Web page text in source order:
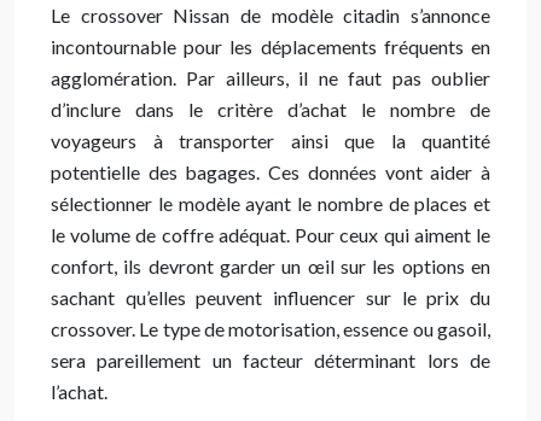
Le crossover Nissan de modèle citadin s’annonce
incontournable pour les déplacements fréquents en
agglomération. Par ailleurs, il ne faut pas oublier
d’inclure dans le critère d’achat le nombre de
voyageurs à transporter ainsi que la quantité
potentielle des bagages. Ces données vont aider à
sélectionner le modèle ayant le nombre de places et
le volume de coffre adéquat. Pour ceux qui aiment le
confort, ils devront garder un œil sur les options en
sachant qu’elles peuvent influencer sur le prix du
crossover. Le type de motorisation, essence ou gasoil,
sera pareillement un facteur déterminant lors de
l’achat.